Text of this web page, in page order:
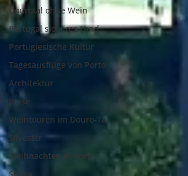
Dourotal ohne Wein
Portugal sicheres Land
Portugiesische Kultur
Tagesausflüge von Porto
Architektur
Reise
Weintouren im Douro-Tal
Silvester
Weihnachten in Porto